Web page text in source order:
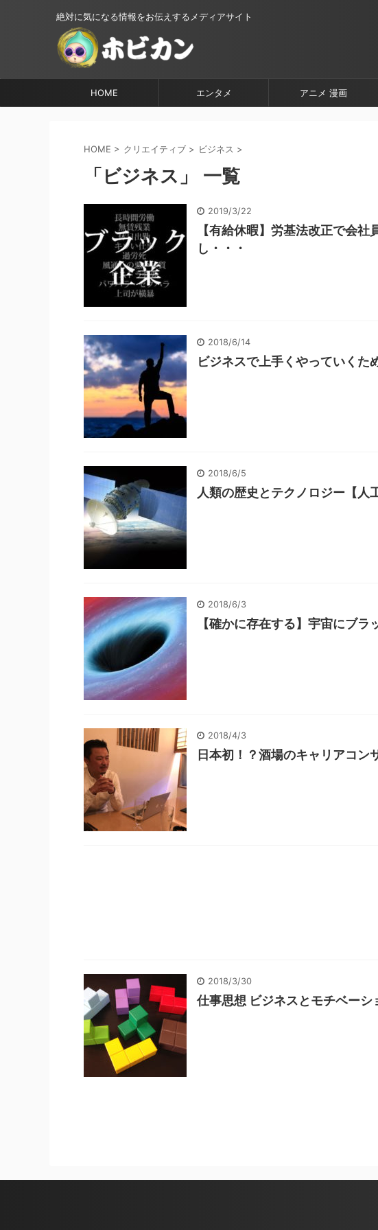
絶対に気になる情報をお伝えするメディアサイト
HOME エンタメ アニメ 漫画
HOME > クリエイティブ > ビジネス >
「ビジネス」 一覧
2019/3/22
【有給休暇】労基法改正で会
し・・・
2018/6/14
ビジネスで上手くやっていくた
2018/6/5
人類の歴史とテクノロジー【人
2018/6/3
【確かに存在する】宇宙にブ
2018/4/3
日本初！？酒場のキャリアコン
2018/3/30
仕事思想 ビジネスとモチベーシ